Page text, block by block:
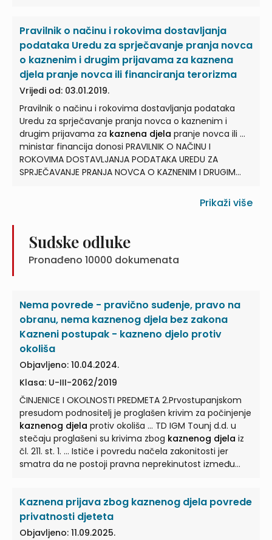
djeteta žrtvekaznenog djelaodređuje se u visini od
70% od nagrade za rad koja bi odvjetniku pripadala za
... odvjetnika prilikom obrana po službenoj dužnosti i
obrana na teret proračunskih sredstava te nagrada za
rad odvjetnika kao opunomoćenika djeteta žrtve
kaznenog djela...
Pravilnik o načinu i rokovima dostavljanja
podataka Uredu za sprječavanje pranja novca
o kaznenim i drugim prijavama za kaznena
djela pranje novca ili financiranja terorizma
Vrijedi od: 03.01.2019.
Pravilnik o načinu i rokovima dostavljanja podataka
Uredu za sprječavanje pranja novca o kaznenim i
drugim prijavama za kaznena djela pranje novca ili ...
ministar financija donosi PRAVILNIK O NAČINU I
ROKOVIMA DOSTAVLJANJA PODATAKA UREDU ZA
SPRJEČAVANJE PRANJA NOVCA O KAZNENIM I DRUGIM
banka i/ili Hrvatska agencija za nadzor financijskih
ovoga Pravilnika pojedini pojmovi imaju sljedeće
značenje: 1)kazneno djelo
djeloPranja novca kako je propisano Kaznenim ...
propisano Kaznenim zakonom. ...
Prikaži više
Sudske odluke
Pronađeno 10000 dokumenata
Nema povrede - pravično suđenje, pravo na
obranu, nema kaznenog djela bez zakona
Kazneni postupak - kazneno djelo protiv
okoliša
Objavljeno: 10.04.2024.
Klasa: U-III-2062/2019
ČINJENICE I OKOLNOSTI PREDMETA 2.Prvostupanjskom
presudom podnositelj je proglašen krivim za počinjenje
kaznenog djela protiv okoliša ... TD IGM Tounj d.d. u
stečaju proglašeni su krivima zbog kaznenog djela iz
čl. 211. st. 1. ... Ističe i povredu načela zakonitosti jer
smatra da ne postoji pravna neprekinutost između
može biti kažnjen za djelo koje prije nego je počinjeno
nije bilo utvrđeno zakonom ili međunarodnim pravom
kaokazneno djelo, niti mu se ...
Kaznena prijava zbog kaznenog djela povrede
privatnosti djeteta
Objavljeno: 11.09.2025.